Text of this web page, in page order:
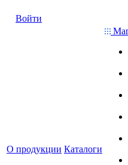
Войти
О продукции Каталоги